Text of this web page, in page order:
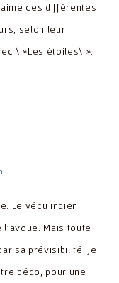
ces différentes
selon leur
\ »Les étoiles\ ».
Le vécu indien,
l'avoue. Mais toute
sa prévisibilité. Je
pédo, pour une